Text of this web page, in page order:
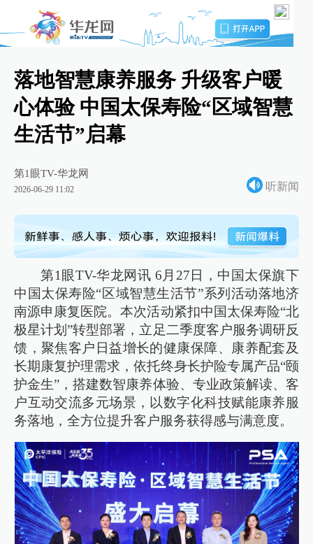
落地智慧康养服务 升级客户暖
心体验 中国太保寿险“区域智慧
生活节”启幕
第1眼TV-华龙网
2026-06-29 11:02 听新闻
第1眼TV-华龙网讯 6月27日，中国太保旗下
中国太保寿险“区域智慧生活节”系列活动落地济
南源申康复医院。本次活动紧扣中国太保寿险“北
极星计划”转型部署，立足二季度客户服务调研反
馈，聚焦客户日益增长的健康保障、康养配套及
长期康复护理需求，依托终身长护险专属产品“颐
护金生”，搭建数智康养体验、专业政策解读、客
户互动交流多元场景，以数字化科技赋能康养服
务落地，全方位提升客户服务获得感与满意度。